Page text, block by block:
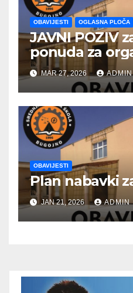
OBAVIJESTI OGLASNA PLOČA
JAVNI POZIV
ponuda za
višednevne
ekskurzije
MAR 27, 2026 ADMIN
OBAVIJESTI
Plan nabavki
JAN 21, 2026 ADMIN